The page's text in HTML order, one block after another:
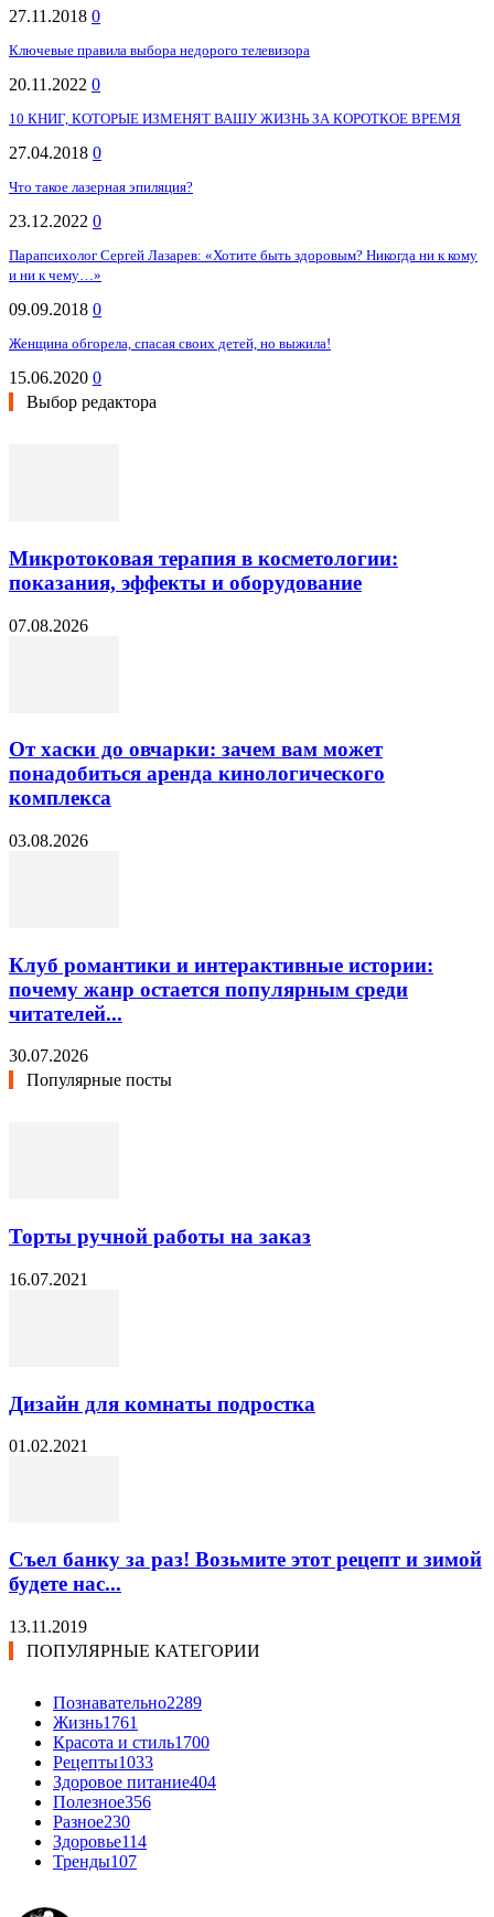
27.11.2018 0
Ключевые правила выбора недорого телевизора
20.11.2022 0
10 КНИГ, КОТОРЫЕ ИЗМЕНЯТ ВАШУ ЖИЗНЬ ЗА КОРОТКОЕ ВРЕМЯ
27.04.2018 0
Что такое лазерная эпиляция?
23.12.2022 0
Парапсихолог Сергей Лазарев: «Хотите быть здоровым? Никогда ни к кому
и ни к чему…»
09.09.2018 0
Женщина обгорела, спасая своих детей, но выжила!
15.06.2020 0
Выбор редактора
Микротоковая терапия в косметологии:
показания, эффекты и оборудование
07.08.2026
От хаски до овчарки: зачем вам может
понадобиться аренда кинологического
комплекса
03.08.2026
Клуб романтики и интерактивные истории:
почему жанр остается популярным среди
читателей...
30.07.2026
Популярные посты
Торты ручной работы на заказ
16.07.2021
Дизайн для комнаты подростка
01.02.2021
Съел банку за раз! Возьмите этот рецепт и зимой
будете нас...
13.11.2019
ПОПУЛЯРНЫЕ КАТЕГОРИИ
Познавательно2289
Жизнь1761
Красота и стиль1700
Рецепты1033
Здоровое питание404
Полезное356
Разное230
Здоровье114
Тренды107